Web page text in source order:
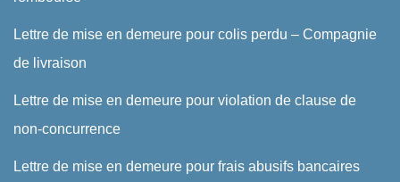
Lettre de mise en demeure pour colis perdu – Compagnie
de livraison
Lettre de mise en demeure pour violation de clause de
non-concurrence
Lettre de mise en demeure pour frais abusifs bancaires